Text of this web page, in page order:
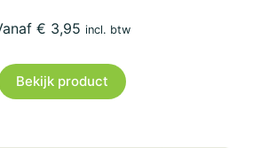
€ 3,95 incl. btw
Bekijk product